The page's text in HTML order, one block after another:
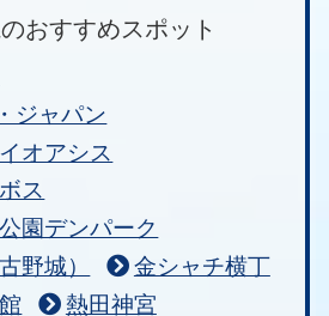
おすすめスポット
ジャパン
オアシス
ス
園デンパーク
野城）
金シャチ横丁
熱田神宮